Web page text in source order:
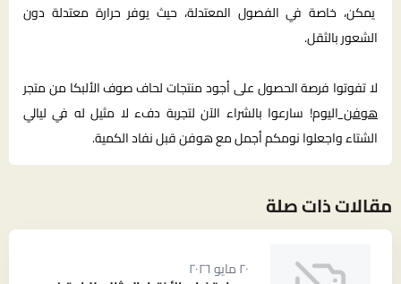
يمكن، خاصة في الفصول المعتدلة، حيث يوفر حرارة معتدلة دون
الشعور بالثقل.
لا تفوتوا فرصة الحصول على أجود منتجات لحاف صوف الألبكا من متجر
هوفناليوم! سارعوا بالشراء الآن لتجربة دفء لا مثيل له في ليالي
الشتاء واجعلوا نومكم أجمل مع هوفن قبل نفاد الكمية.
مقالات ذات صلة
٢٠ مايو ٢٠٢٦